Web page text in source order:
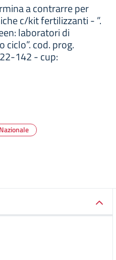
a contrarre per
c/kit fertilizzanti - ”.
laboratori di
cod. prog.
142 - cup: